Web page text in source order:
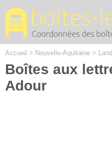
Accueil > Nouvelle-Aquitaine >
Boîtes aux
Adour